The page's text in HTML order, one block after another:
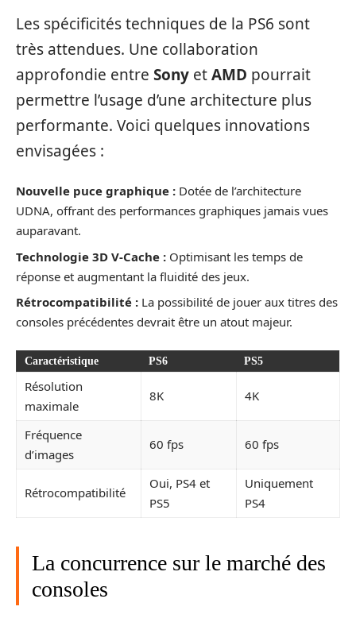
Les spécificités techniques de la PS6 sont
très attendues. Une collaboration
approfondie entre Sony etAMD pourrait
permettre l’usage d’une architecture plus
performante. Voici quelques innovations
envisagées :
Nouvelle puce graphique : Dotée de l’architecture
UDNA, offrant des performances graphiques jamais vues
auparavant.
Technologie 3D V-Cache : Optimisant les temps de
réponse et augmentant la fluidité des jeux.
Rétrocompatibilité : La possibilité de jouer aux titres des
consoles précédentes devrait être un atout majeur.
Caractéristique PS6 PS5
Résolution
maximale
8K 4K
Fréquence
d’images
60 fps 60 fps
Rétrocompatibilité
Oui, PS4 et
PS5
Uniquement
PS4
La concurrence sur le marché des
consoles